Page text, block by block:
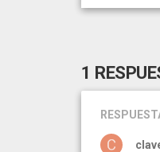
1